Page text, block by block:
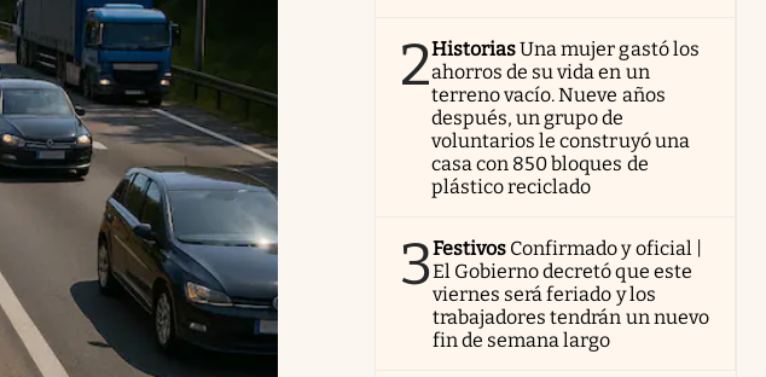
2HistoriasUna mujer gastó los
ahorros de su vida en un
terreno vacío. Nueve años
después, un grupo de
voluntarios le construyó una
casa con 850 bloques de
plástico reciclado
3Festivos Confirmado y oficial |
El Gobierno decretó que este
viernes será feriado y los
trabajadores tendrán un nuevo
fin de semana largo